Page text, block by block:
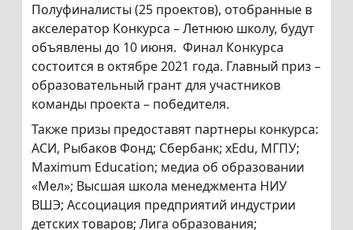
Полуфиналисты (25 проектов), отобранные в
акселератор Конкурса – Летнюю школу, будут
объявлены до 10 июня. Финал Конкурса
состоится в октябре 2021 года. Главный приз –
образовательный грант для участников
команды проекта – победителя.
Также призы предоставят партнеры конкурса:
АСИ, Рыбаков Фонд; Сбербанк; xEdu, МГПУ;
Maximum Education; медиа об образовании
«Мел»; Высшая школа менеджмента НИУ
ВШЭ; Ассоциация предприятий индустрии
детских товаров; Лига образования;